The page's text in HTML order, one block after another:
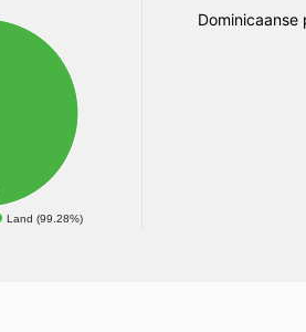
Land (99.28%)
Dominicaanse